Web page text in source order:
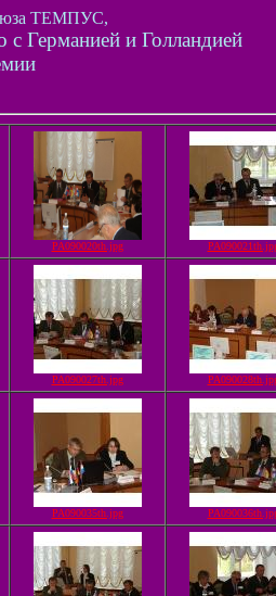
ТЕМПУС,
с Германией и Голландией
PA090020th.jpg
PA090027th.jpg
PA090035th.jpg